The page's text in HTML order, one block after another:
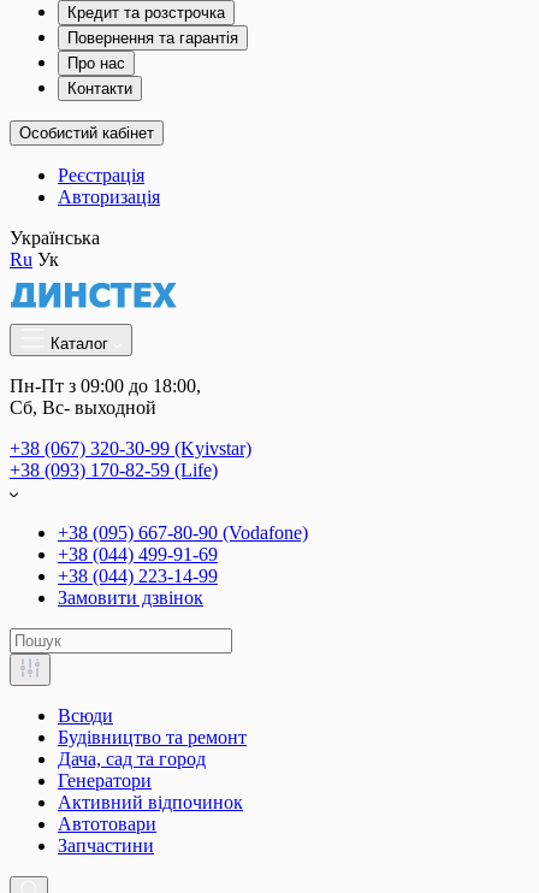
Кредит та розстрочка
Повернення та гарантія
Про нас
Контакти
Особистий кабінет
Реєстрація
Авторизація
Українська
Ru Ук
Каталог
Пн-Пт з 09:00 до 18:00,
Сб, Вс- выходной
+38 (067) 320-30-99 (Kyivstar)
+38 (093) 170-82-59 (Life)
+38 (095) 667-80-90 (Vodafone)
+38 (044) 499-91-69
+38 (044) 223-14-99
Замовити дзвінок
Всюди
Будівництво та ремонт
Дача, сад та город
Генератори
Активний відпочинок
Автотовари
Запчастини